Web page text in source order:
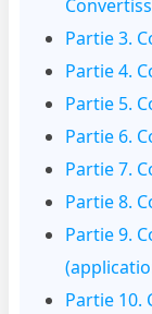
Partie 3.
Partie 4.
Partie 5.
Partie 6.
Partie 7.
Partie 8.
Partie 9.
Partie 10.